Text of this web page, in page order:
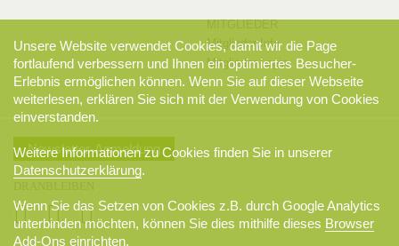
Mitglieder-Info
Mitglieder-Login
Newsletter-Anmeldung
Unsere Website verwendet Cookies, damit wir die Page
fortlaufend verbessern und Ihnen ein optimiertes Besucher-
Erlebnis ermöglichen können. Wenn Sie auf dieser Webseite
weiterlesen, erklären Sie sich mit der Verwendung von Cookies
einverstanden.
Weitere Informationen zu Cookies finden Sie in unserer
Datenschutzerklärung.
Wenn Sie das Setzen von Cookies z.B. durch Google Analytics
unterbinden möchten, können Sie dies mithilfe dieses Browser
Add-Ons einrichten.